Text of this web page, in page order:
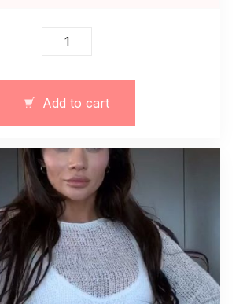
Bluzeczka
siatkowata
POLO
quantity
Add to cart